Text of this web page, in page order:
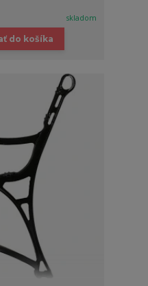
skladom
do košíka